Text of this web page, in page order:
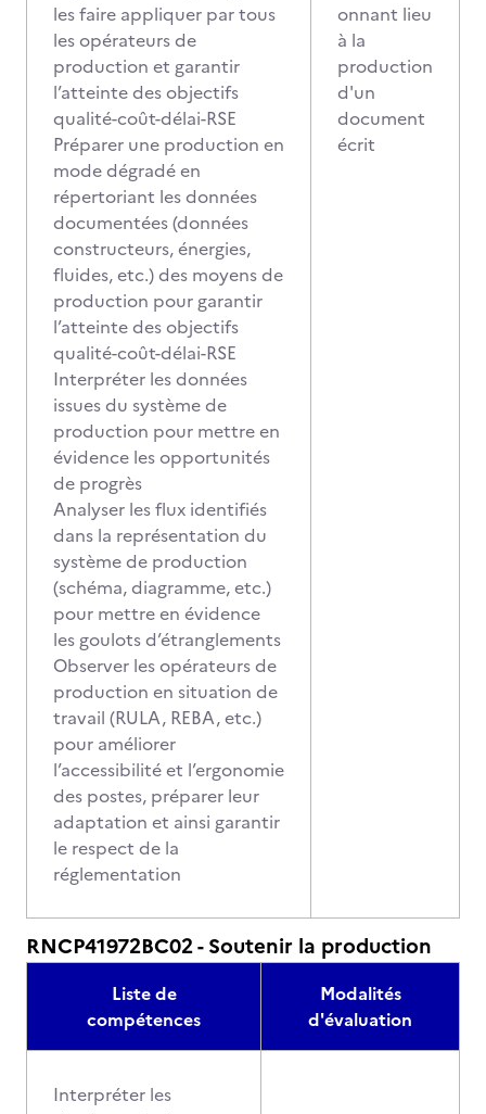
les faire appliquer par tous
les opérateurs de
production et garantir
l’atteinte des objectifs
qualité-coût-délai-RSE
Préparer une production en
mode dégradé en
répertoriant les données
documentées (données
constructeurs, énergies,
fluides, etc.) des moyens de
production pour garantir
l’atteinte des objectifs
qualité-coût-délai-RSE
Interpréter les données
issues du système de
production pour mettre en
évidence les opportunités
de progrès
Analyser les flux identifiés
dans la représentation du
système de production
(schéma, diagramme, etc.)
pour mettre en évidence
les goulots d’étranglements
Observer les opérateurs de
production en situation de
travail (RULA, REBA, etc.)
pour améliorer
l’accessibilité et l’ergonomie
des postes, préparer leur
adaptation et ainsi garantir
le respect de la
réglementation
onnant lieu
à la
production
d'un
document
écrit
RNCP41972BC02 - Soutenir la production
Liste de
compétences
Modalités
d'évaluation
Interpréter les